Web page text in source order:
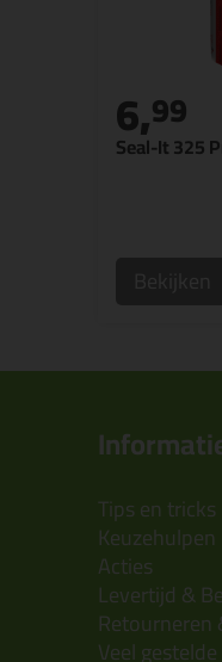
Seal-It 325
6,99
Tips en tricks
Keuzehulpen
Acties
Levertijd &
Retourneren
Veel